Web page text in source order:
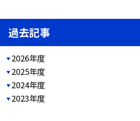
過去記事
2026年度
2025年度
2024年度
2023年度